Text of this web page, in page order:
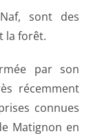
sont des
la forêt.
par son
récemment
connues
Matignon en